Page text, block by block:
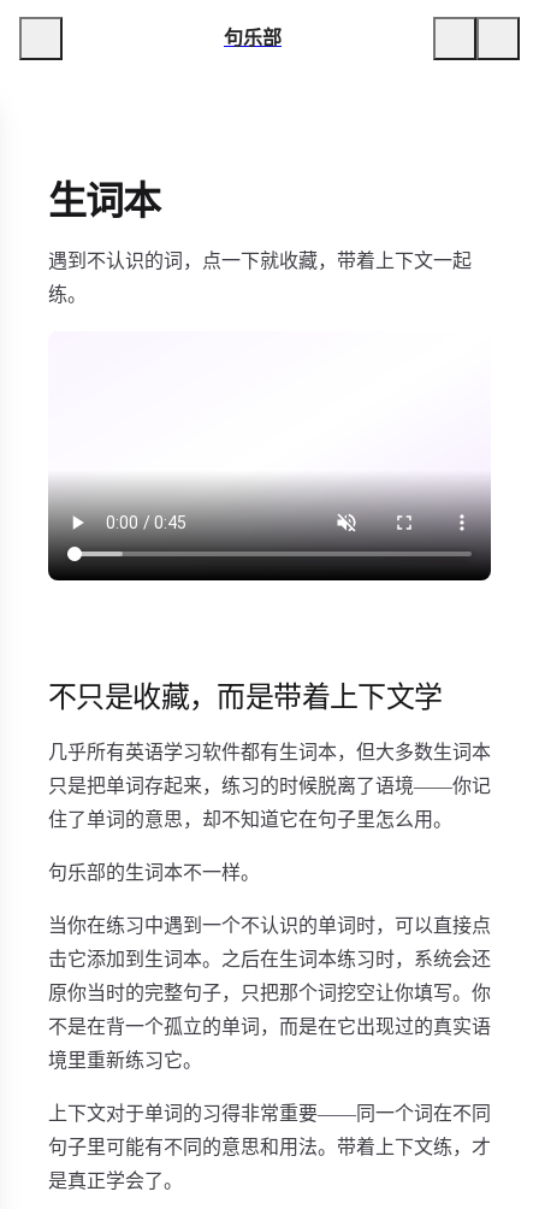
句乐部
生词本
遇到不认识的词，点一下就收藏，带着上下文一起
练。
不只是收藏，而是带着上下文学
几乎所有英语学习软件都有生词本，但大多数生词本
只是把单词存起来，练习的时候脱离了语境——你记
住了单词的意思，却不知道它在句子里怎么用。
句乐部的生词本不一样。
当你在练习中遇到一个不认识的单词时，可以直接点
击它添加到生词本。之后在生词本练习时，系统会还
原你当时的完整句子，只把那个词挖空让你填写。你
不是在背一个孤立的单词，而是在它出现过的真实语
境里重新练习它。
上下文对于单词的习得非常重要——同一个词在不同
句子里可能有不同的意思和用法。带着上下文练，才
是真正学会了。